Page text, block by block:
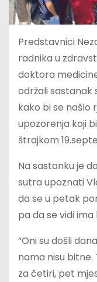
Predstavnici
radnika u
doktora
održali sastanak
kako bi se našlo
upozorenja koji
štrajkom
Na sastanku je
sutra upoznati
da se u petak
pa da se vidi
“Oni su došli
nama nisu bitne.
za četiri, pet